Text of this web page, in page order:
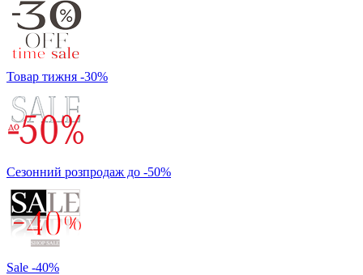
Товар тижня -30%
Сезонний розпродаж до -50%
Sale -40%